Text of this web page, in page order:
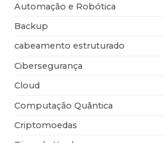
Automação e Robótica
Backup
cabeamento estruturado
Cibersegurança
Cloud
Computação Quântica
Criptomoedas